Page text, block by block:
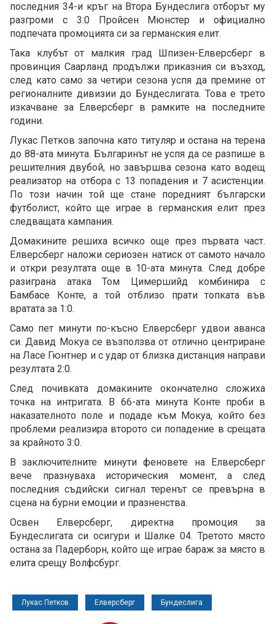
последния 34-и кръг на Втора Бундеслига отборът му
разгроми с 3:0 Пройсен Мюнстер и официално
подпечата промоцията си за германския елит.
Така клубът от малкия град Шпизен-Елверсберг в
провинция Саарланд продължи приказния си възход,
след като само за четири сезона успя да премине от
регионалните дивизии до Бундеслигата. Това е трето
изкачване за Елверсберг в рамките на последните
години.
Лукас Петков започна като титуляр и остана на терена
до 88-ата минута. Българинът не успя да се разпише в
решителния двубой, но завършва сезона като водещ
реализатор на отбора с 13 попадения и 7 асистенции.
По този начин той ще стане поредният български
футболист, който ще играе в германския елит през
следващата кампания.
Домакините решиха всичко още през първата част.
Елверсберг наложи сериозен натиск от самото начало
и откри резултата още в 10-ата минута. След добре
разиграна атака Том Цимершийд комбинира с
Бамбасе Конте, а той отблизо прати топката във
вратата за 1:0.
Само пет минути по-късно Елверсберг удвои аванса
си. Давид Мокуа се възползва от отлично центриране
на Ласе Гюнтнер и с удар от близка дистанция направи
резултата 2:0.
След почивката домакините окончателно сложиха
точка на интригата. В 66-ата минута Конте проби в
наказателното поле и подаде към Мокуа, който без
проблеми реализира второто си попадение в срещата
за крайното 3:0.
В заключителните минути феновете на Елверсберг
вече празнуваха историческия момент, а след
последния съдийски сигнал теренът се превърна в
сцена на бурни емоции и празненства.
Освен Елверсберг, директна промоция за
Бундеслигата си осигури и Шалке 04. Третото място
остана за Падерборн, който ще играе бараж за място в
елита срещу Волфсбург.
Лукас Петков Елверсберг Бундеслига